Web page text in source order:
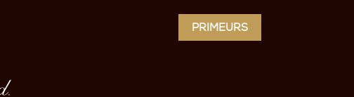
PRIMEURS